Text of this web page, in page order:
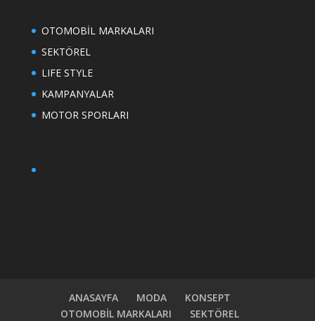
OTOMOBİL MARKALARI
SEKTÖREL
LIFE STYLE
KAMPANYALAR
MOTOR SPORLARI
ANASAYFA MODA
KONSEPT
OTOMOBİL MARKALARI
SEKTÖREL